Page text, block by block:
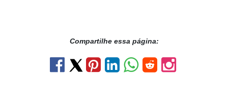
Compartilhe essa página: